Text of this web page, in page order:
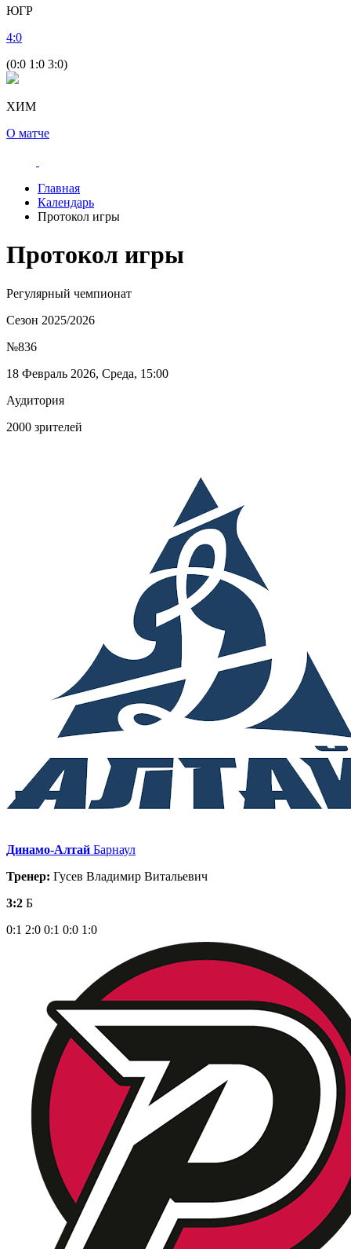
ЮГР
4:0
(0:0 1:0 3:0)
ХИМ
О матче
Главная
Календарь
Протокол игры
Протокол игры
Регулярный чемпионат
Сезон 2025/2026
№836
18 Февраль 2026, Среда, 15:00
Аудитория
2000 зрителей
Динамо-Алтай Барнаул
Тренер: Гусев Владимир Витальевич
3:2 Б
0:1 2:0 0:1 0:0 1:0